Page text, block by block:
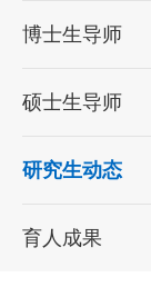
博士生导师
硕士生导师
研究生动态
育人成果